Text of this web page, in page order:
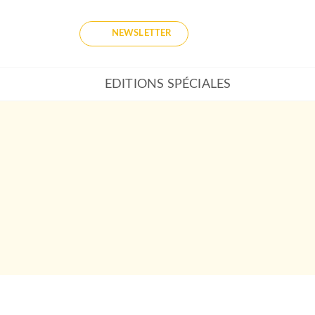
NEWSLETTER
EDITIONS SPÉCIALES